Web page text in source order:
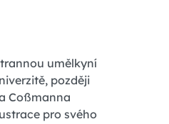
umělkyní
později
Coßmanna
pro svého